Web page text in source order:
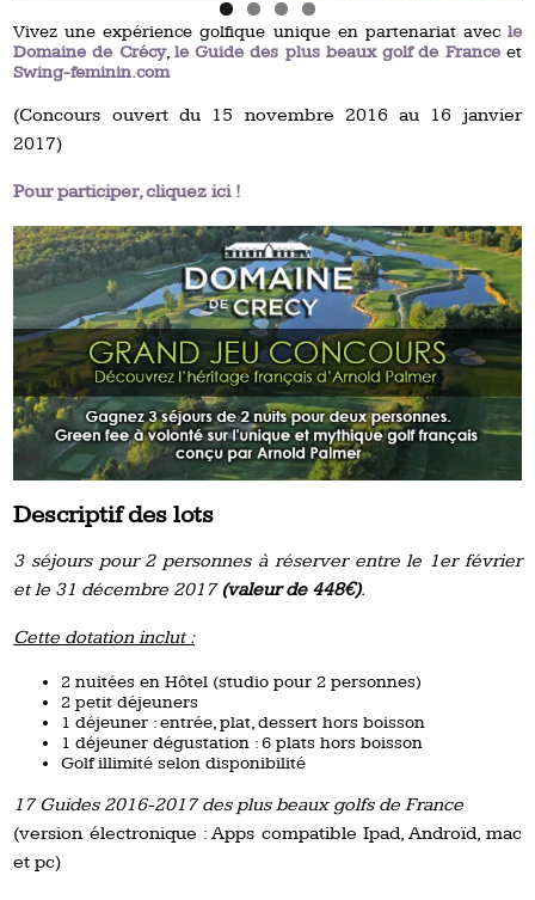
Vivez une expérience golfique unique en partenariat avec le
Domaine de Crécy, le Guide des plus beaux golf de Franceet
Swing-feminin.com
(Concours ouvert du 15 novembre 2016 au 16 janvier
2017)
Pour participer, cliquez ici !
Descriptif des lots
3 séjours pour 2 personnes à réserver entre le 1er février
et le 31 décembre 2017 (valeur de 448€).
Cette dotation inclut :
2 nuitées en Hôtel (studio pour 2 personnes)
2 petit déjeuners
1 déjeuner : entrée, plat, dessert hors boisson
1 déjeuner dégustation : 6 plats hors boisson
Golf illimité selon disponibilité
17 Guides 2016-2017 des plus beaux golfs de France
(version électronique : Apps compatible Ipad, Androïd, mac
et pc)